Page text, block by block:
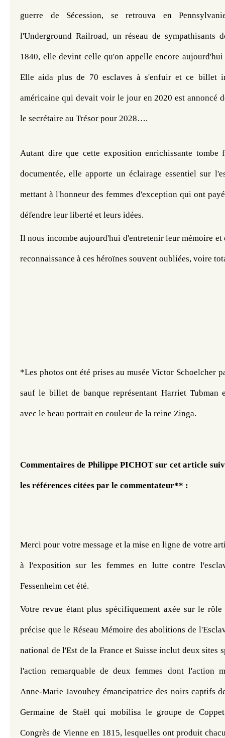
guerre de Sécession, se retrouva en
l'Underground Railroad, un réseau de sympathisants
1840, elle devint celle qu'on appelle encore aujourd'hui
Elle aida plus de 70 esclaves à s'enfuir et ce billet
américaine qui devait voir le jour en 2020 est annoncé
le secrétaire au Trésor pour 2028….
Autant dire que cette exposition enrichissante tombe
documentée, elle apporte un éclairage essentiel sur
mettant à l'honneur des femmes d'exception qui ont
défendre leur liberté et leurs idées.
Il nous incombe aujourd'hui d'entretenir leur mémoire et
reconnaissance à ces héroïnes souvent oubliées, voire
*Les photos ont été prises au musée Victor Schoelcher
sauf le billet de banque représentant Harriet Tubman
avec le beau portrait en couleur de la reine Zinga.
Commentaires de Philippe PICHOT sur cet article
les références citées par le commentateur** :
Merci pour votre message et la mise en ligne de votre
à l'exposition sur les femmes en lutte contre
Fessenheim cet été.
Votre revue étant plus spécifiquement axée sur le rôle
précise que le Réseau Mémoire des abolitions de
national de l'Est de la France et Suisse inclut deux sites
l'action remarquable de deux femmes dont l'action
Anne-Marie Javouhey émancipatrice des noirs captifs
Germaine de Staël qui mobilisa le groupe de
Congrès de Vienne en 1815, lesquelles ont produit